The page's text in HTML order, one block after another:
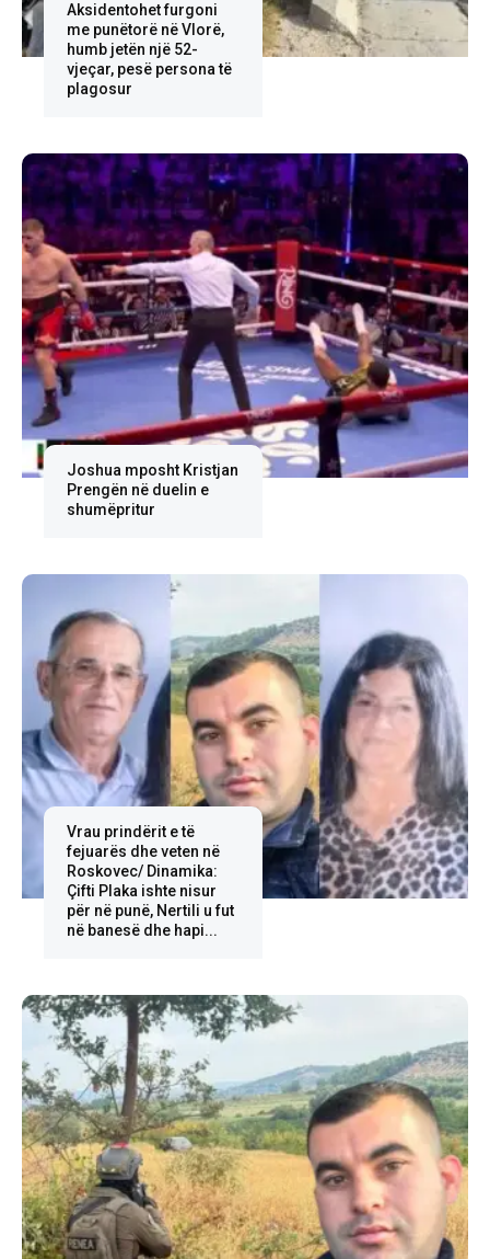
Aksidentohet furgoni
me punëtorë në Vlorë,
humb jetën një 52-
vjeçar, pesë persona të
plagosur
Joshua mposht Kristjan
Prengën në duelin e
shumëpritur
Vrau prindërit e të
fejuarës dhe veten në
Roskovec/ Dinamika:
Çifti Plaka ishte nisur
për në punë, Nertili u fut
në banesë dhe hapi...